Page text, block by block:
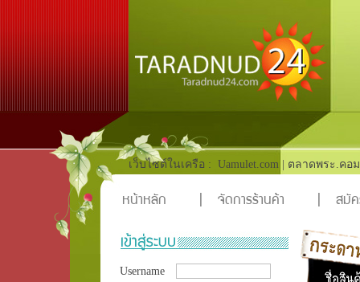
เว็บไซต์ในเครือ : Uamulet.com ตลาดพระ.คอม
หน้าหลัก จัดการร้านค้า สมัค
Username